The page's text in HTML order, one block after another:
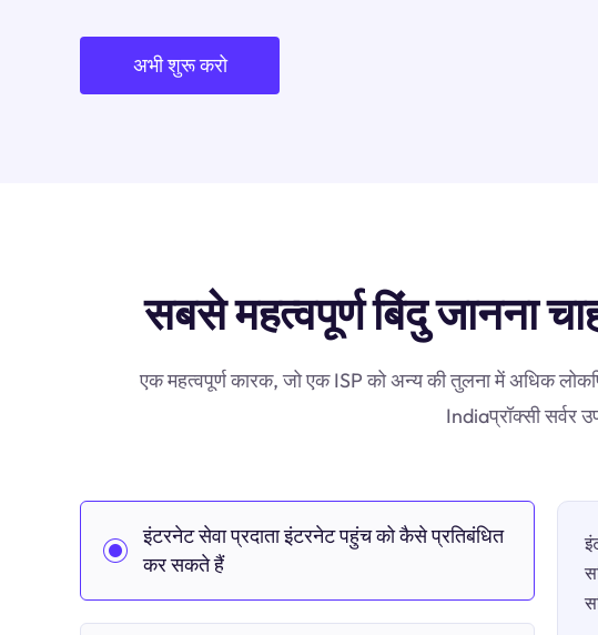
अभी शुरू करो
सबसे महत्वपूर्ण बिंदु
एक महत्वपूर्ण कारक, जो एक ISP को अन्य की तुलना में अधिक
Indiaप्रॉक्सी सर्वर
इंटरनेट सेवा प्रदाता इंटरनेट पहुंच को कैसे प्रतिबंधित
कर सकते हैं